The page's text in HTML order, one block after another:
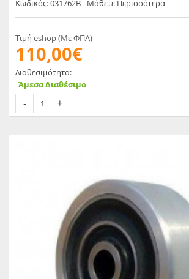
δύναμης στους κινητήριους τροχούς
Κωδικός: 031762B - Μάθετε Περισσότερα
Τιμή eshop (Με ΦΠΑ)
110,00€
Διαθεσιμότητα:
Άμεσα Διαθέσιμο